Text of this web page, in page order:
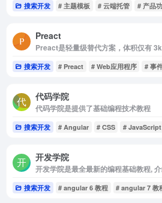
搜索开发 # 主题模板 # 云端托管 # 产品
Preact
搜索开发 # Preact # Web应用程序 # 事
代码学院
代码学院是提供了基础编程技术教程
搜索开发 # Angular # CSS # JavaScript
开发学院
开发学院是最全最新的编程基础教程,
搜索开发 # angular 6 教程 # angular 7 教